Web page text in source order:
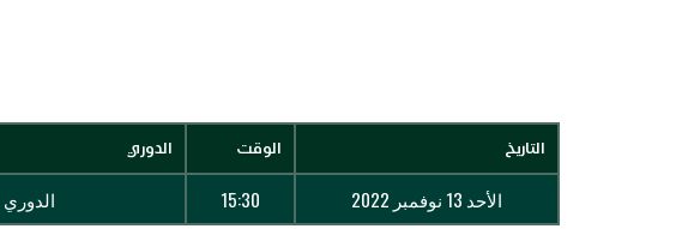
التاريخ الوقت الدوري
الأحد 13 نوفمبر 2022 15:30